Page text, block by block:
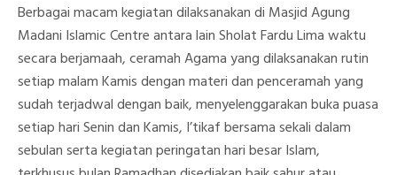
Berbagai macam kegiatan dilaksanakan di Masjid Agung
Madani Islamic Centre antara lain Sholat Fardu Lima waktu
secara berjamaah, ceramah Agama yang dilaksanakan rutin
setiap malam Kamis dengan materi dan penceramah yang
sudah terjadwal dengan baik, menyelenggarakan buka puasa
setiap hari Senin dan Kamis, I’tikaf bersama sekali dalam
sebulan serta kegiatan peringatan hari besar Islam,